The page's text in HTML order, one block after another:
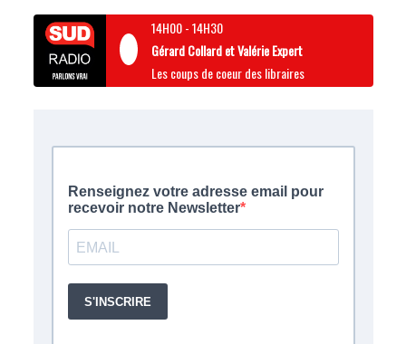
14H00-14H30
Gérard Collard et Valérie Expert
Les coups de coeur des libraires